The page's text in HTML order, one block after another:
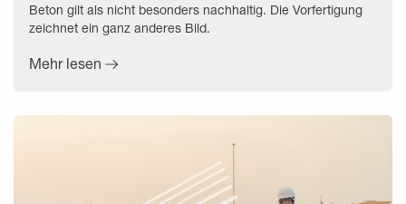
Beton gilt als nicht besonders nachhaltig. Die Vorfertigung
zeichnet ein ganz anderes Bild.
Mehr lesen